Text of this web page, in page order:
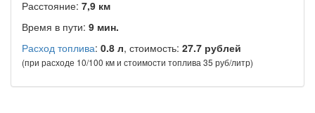
Расстояние: 7,9 км
Время в пути: 9 мин.
Расход топлива: 0.8 л, стоимость: 27.7 рублей
(при расходе 10/100 км и стоимости топлива 35 руб/литр)